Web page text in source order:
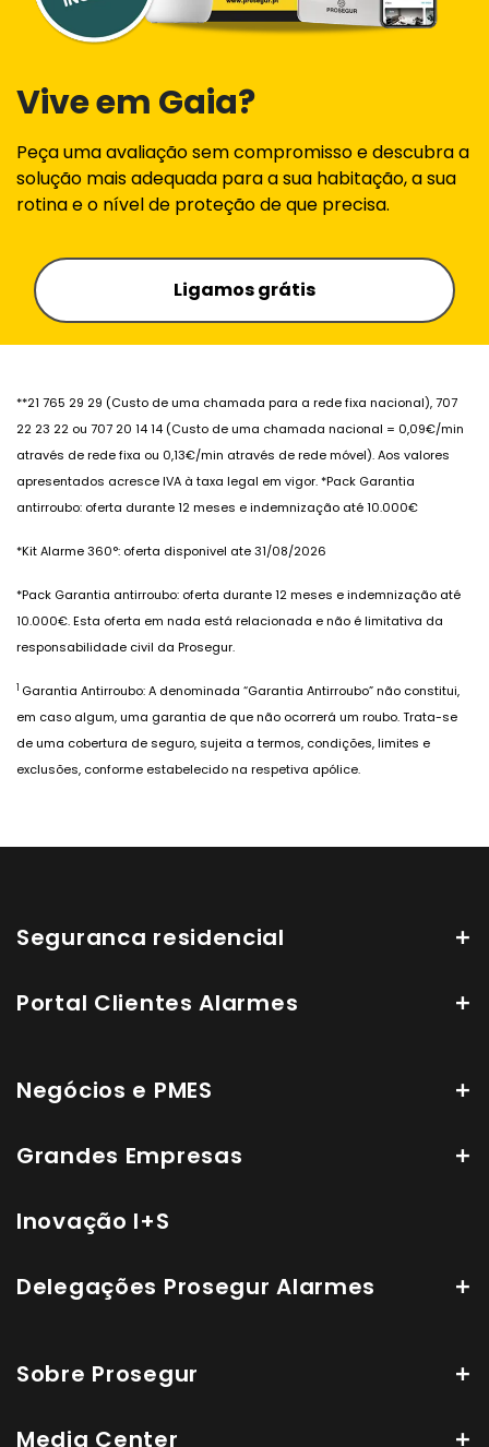
Vive em Gaia?
Peça uma avaliação sem compromisso e descubra a
solução mais adequada para a sua habitação, a sua
rotina e o nível de proteção de que precisa.
Ligamos grátis
**21 765 29 29 (Custo de uma chamada para a rede fixa nacional), 707
22 23 22 ou 707 20 14 14 (Custo de uma chamada nacional = 0,09€/min
através de rede fixa ou 0,13€/min através de rede móvel). Aos valores
apresentados acresce IVA à taxa legal em vigor. *Pack Garantia
antirroubo: oferta durante 12 meses e indemnização até 10.000€
*Kit Alarme 360°: oferta disponivel ate 31/08/2026
*Pack Garantia antirroubo: oferta durante 12 meses e indemnização até
10.000€. Esta oferta em nada está relacionada e não é limitativa da
responsabilidade civil da Prosegur.
1 Garantia Antirroubo: A denominada “Garantia Antirroubo” não constitui,
em caso algum, uma garantia de que não ocorrerá um roubo. Trata-se
de uma cobertura de seguro, sujeita a termos, condições, limites e
exclusões, conforme estabelecido na respetiva apólice.
Seguranca residencial
Portal Clientes Alarmes
Negócios e PMES
Grandes Empresas
Inovação I+S
Delegações Prosegur Alarmes
Sobre Prosegur
Media Center